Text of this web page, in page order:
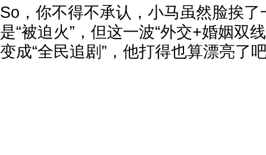
So，你不得不承认，小马虽然脸挨
是“被迫火”，但这一波“外交+婚姻双
变成“全民追剧”，他打得也算漂亮了